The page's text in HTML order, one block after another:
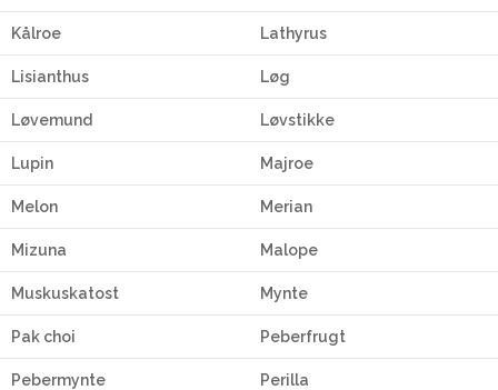
Kålroe Lathyrus
Lisianthus Løg
Løvemund Løvstikke
Lupin Majroe
Melon Merian
Mizuna Malope
Muskuskatost Mynte
Pak choi Peberfrugt
Pebermynte Perilla